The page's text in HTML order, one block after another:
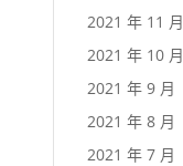
2021 年 11 月
2021 年 10 月
2021 年 9 月
2021 年 8 月
2021 年 7 月